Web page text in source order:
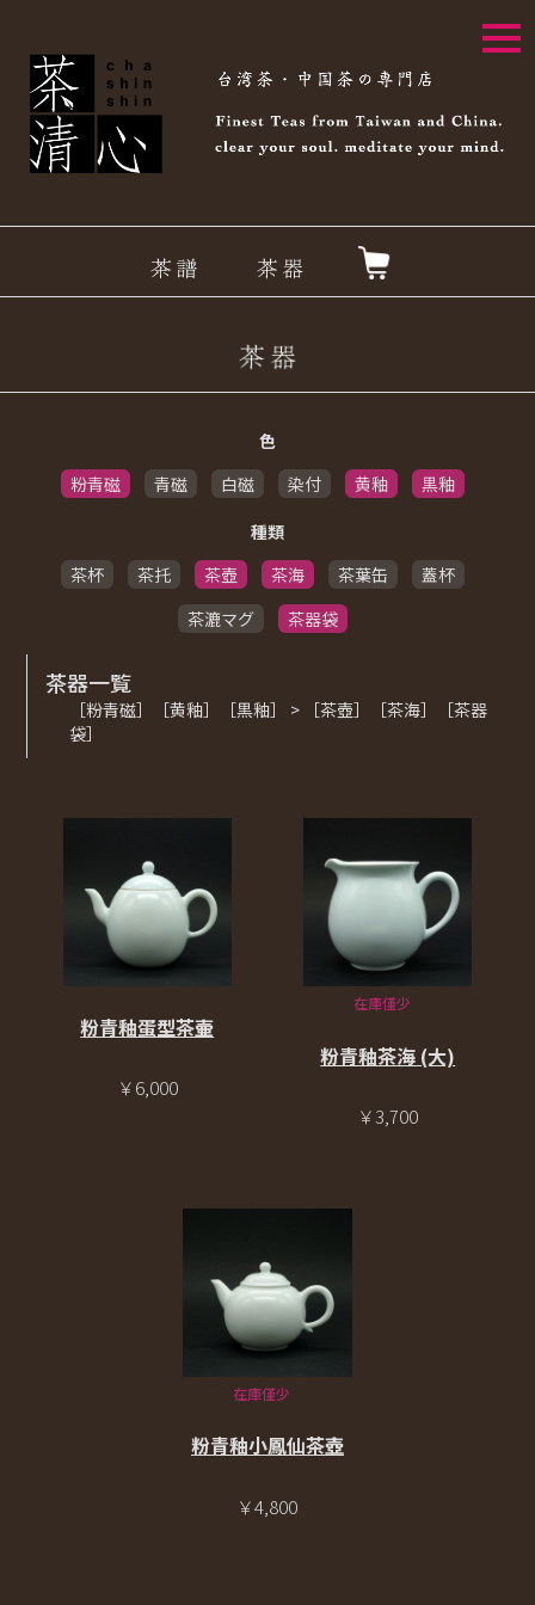
色
粉青磁
青磁 白磁 染付 黄釉
黒釉
種類
茶杯
茶托 茶壺 茶海 茶葉缶
蓋杯
茶漉マグ
茶器袋
茶器一覧
［粉青磁］［黄釉］［黒釉］ > ［茶壺］［茶海］［茶器
袋］
粉青釉蛋型茶壷
￥6,000
在庫僅少
粉青釉茶海 (大)
￥3,700
在庫僅少
粉青釉小鳳仙茶壺
￥4,800